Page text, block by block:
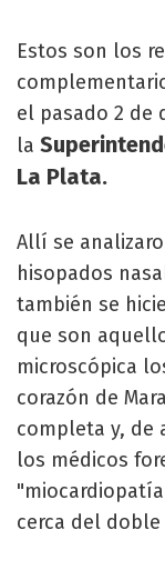
Estos son los
el pasado 2 de
la
La Plata.
Allí se
hisopados
también se
que son
microscópica
corazón de
completa y, de
los médicos
cerca del